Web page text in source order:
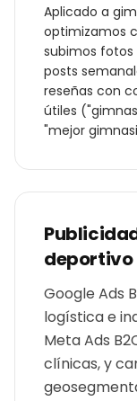
Aplicado a
optimizamos
subimos fotos
posts
reseñas con
útiles ("
"mejor
deportivo
Google Ads
logística e
Meta Ads
clínicas, y